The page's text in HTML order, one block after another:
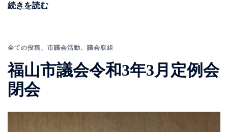
続きを読む
全ての投稿、 市議会活動、 議会取組
福山市議会令和3年3月定例会
閉会